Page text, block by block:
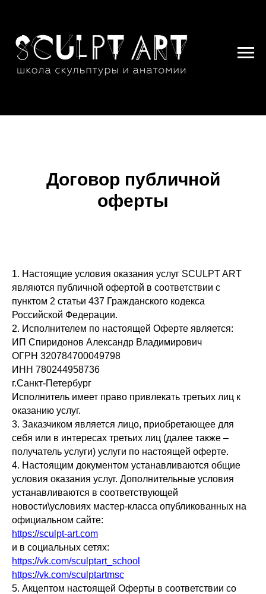
Договор публичной
оферты
1. Настоящие условия оказания услуг SCULPT ART
являются публичной офертой в соответствии с
пунктом 2 статьи 437 Гражданского кодекса
Российской Федерации.
2. Исполнителем по настоящей Оферте является:
ИП Спиридонов Александр Владимирович
ОГРН 320784700049798
ИНН 780244958736
г.Санкт-Петербург
Исполнитель имеет право привлекать третьих лиц к
оказанию услуг.
3. Заказчиком является лицо, приобретающее для
себя или в интересах третьих лиц (далее также –
получатель услуги) услуги по настоящей оферте.
4. Настоящим документом устанавливаются общие
условия оказания услуг. Дополнительные условия
устанавливаются в соответствующей
новости\условиях мастер-класса опубликованных на
официальном сайте:
https://sculpt-art.com
и в социальных сетях:
https://vk.com/sculptart_school
https://vk.com/sculptartmsc
5. Акцептом настоящей Оферты в соответствии со